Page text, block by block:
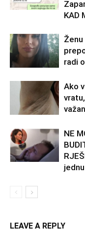
KAD
radi
Ako
NE
LEAVE A REPLY